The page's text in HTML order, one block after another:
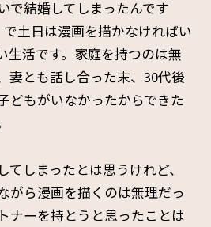
で結婚してしまったんです
土日は漫画を描かなければい
生活です。家庭を持つのは無
妻とも話し合った末、30代後
どもがいなかったからできた
しまったとは思うけれど、
がら漫画を描くのは無理だっ
ナーを持とうと思ったことは